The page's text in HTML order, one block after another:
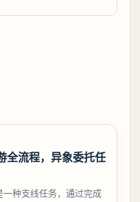
全流程，异象委托任
一种支线任务，通过完成